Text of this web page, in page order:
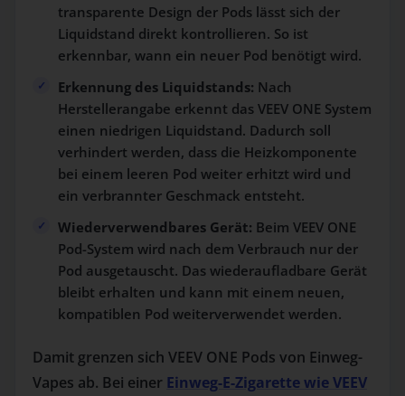
transparente Design der Pods lässt sich der
Liquidstand direkt kontrollieren. So ist
erkennbar, wann ein neuer Pod benötigt wird.
Erkennung des Liquidstands: Nach
Herstellerangabe erkennt das VEEV ONE System
einen niedrigen Liquidstand. Dadurch soll
verhindert werden, dass die Heizkomponente
bei einem leeren Pod weiter erhitzt wird und
ein verbrannter Geschmack entsteht.
Wiederverwendbares Gerät: Beim VEEV ONE
Pod-System wird nach dem Verbrauch nur der
Pod ausgetauscht. Das wiederaufladbare Gerät
bleibt erhalten und kann mit einem neuen,
kompatiblen Pod weiterverwendet werden.
Damit grenzen sich VEEV ONE Pods von Einweg-
Vapes ab. Bei einer Einweg-E-Zigarette wie VEEV